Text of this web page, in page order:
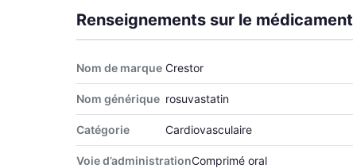
Renseignements sur le médicament
Nom de marque Crestor
Nom générique rosuvastatin
Catégorie Cardiovasculaire
Voie d’administrationComprimé oral